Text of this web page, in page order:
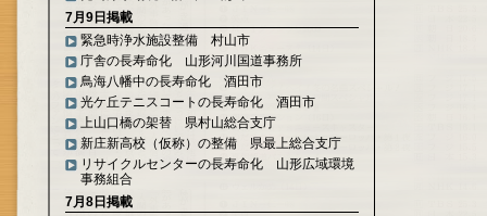
7月9日掲載
緊急時浄水施設整備 村山市
庁舎の長寿命化 山形河川国道事務所
鳥海八幡中の長寿命化 酒田市
光ケ丘テニスコートの長寿命化 酒田市
上山口橋の架替 県村山総合支庁
新庄新高校（仮称）の整備 県最上総合支庁
リサイクルセンターの長寿命化 山形広域環境
事務組合
7月8日掲載